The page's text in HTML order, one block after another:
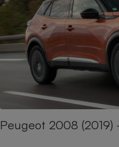
Peugeot 2008 (2019)